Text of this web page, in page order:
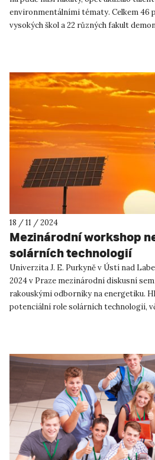
environmentálními tématy. Celkem 46
vysokých škol a 22 různých fakult
18 / 11 / 2024
Mezinárodní workshop
solárních technologií
Univerzita J. E. Purkyně v Ústí nad
2024 v Praze mezinárodní diskusní
rakouskými odborníky na energetiku.
potenciální role solárních technologií,